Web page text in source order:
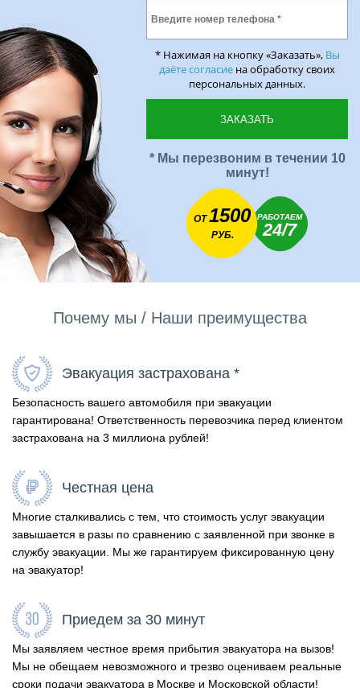
* Нажимая на кнопку «Заказать», Вы
даёте согласие на обработку своих
персональных данных.
* Мы перезвоним в течении 10
минут!
ОТ1500
РУБ.
РАБОТАЕМ
24/7
Почему мы / Наши преимущества
Эвакуация застрахована *
Безопасность вашего автомобиля при эвакуации
гарантирована! Ответственность перевозчика перед клиентом
застрахована на 3 миллиона рублей!
Честная цена
Многие сталкивались с тем, что стоимость услуг эвакуации
завышается в разы по сравнению с заявленной при звонке в
службу эвакуации. Мы же гарантируем фиксированную цену
на эвакуатор!
Приедем за 30 минут
Мы заявляем честное время прибытия эвакуатора на вызов!
Мы не обещаем невозможного и трезво оцениваем реальные
сроки подачи эвакуатора в Москве и Московской области!